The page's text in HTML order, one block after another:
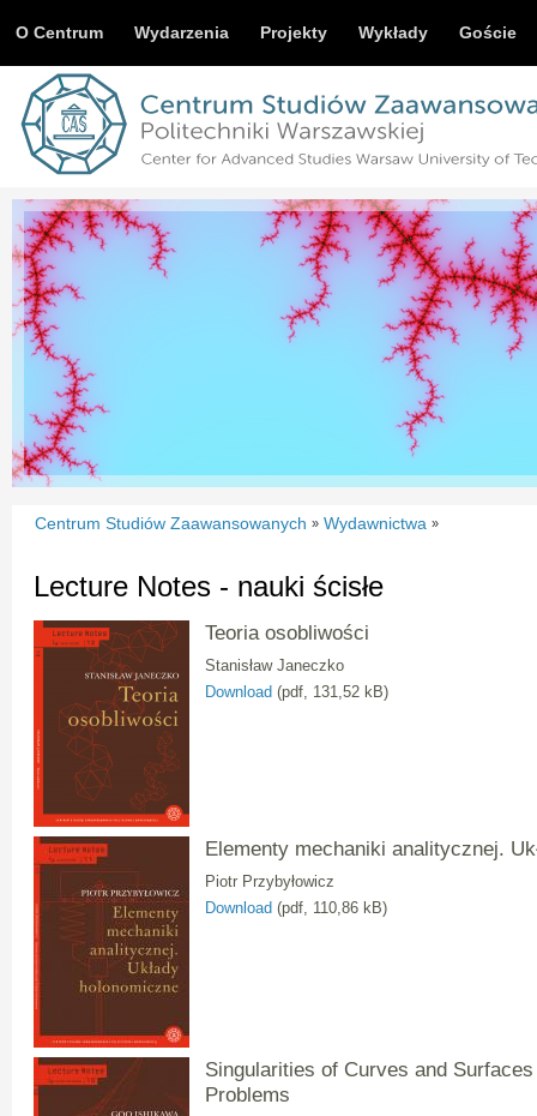
O Centrum Wydarzenia Projekty Wykłady Goście
Centrum Studiów Zaawansowanych » Wydawnictwa »
Lecture Notes - nauki ścisłe
Teoria osobliwości
Stanisław Janeczko
Download (pdf, 131,52 kB)
Elementy mechaniki analitycznej.
Piotr Przybyłowicz
Download (pdf, 110,86 kB)
Singularities of Curves and
Problems